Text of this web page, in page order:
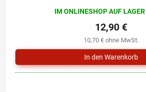
IM ONLINESHOP AUF LAGER
10,70 € ohne MwSt.
12,90 €